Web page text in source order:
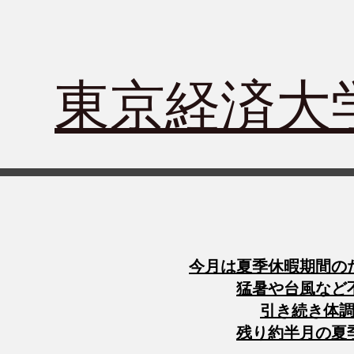
東京経済大
今月は夏季休暇期間の
猛暑や台風など
引き続き体
残り約半月の夏